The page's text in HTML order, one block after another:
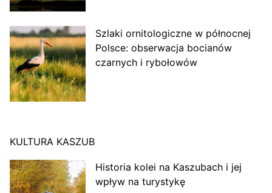
Szlaki ornitologiczne w północnej
Polsce: obserwacja bocianów
czarnych i rybołowów
KULTURA KASZUB
Historia kolei na Kaszubach i jej
wpływ na turystykę